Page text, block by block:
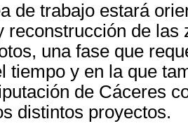
de trabajo estará
reconstrucción de las
una fase que
tiempo y en la que
de Cáceres
distintos proyectos.